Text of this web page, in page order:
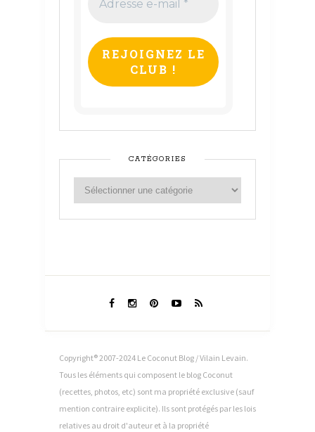
e-
*
CATÉGORIES
Copyright® 2007-2024 Le Coconut Blog / Vilain Levain.
Tous les éléments qui composent le blog Coconut
(recettes, photos, etc) sont ma propriété exclusive (sauf
mention contraire explicite). Ils sont protégés par les lois
relatives au droit d'auteur et à la propriété